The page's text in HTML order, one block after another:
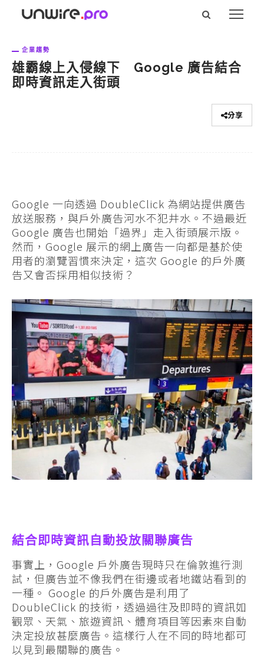
企業趨勢
雄霸線上入侵線下 Google 廣告結合
即時資訊走入街頭
分享
Google 一向透過 DoubleClick 為網站提供廣告
放送服務，與戶外廣告河水不犯井水。不過最近
Google 廣告也開始「過界」走入街頭展示版。
然而，Google 展示的網上廣告一向都是基於使
用者的瀏覽習慣來決定，這次 Google 的戶外廣
告又會否採用相似技術？
結合即時資訊自動投放關聯廣告
事實上，Google 戶外廣告現時只在倫敦進行測
試，但廣告並不像我們在街邊或者地鐵站看到的
一種。 Google 的戶外廣告是利用了
DoubleClick 的技術，透過過往及即時的資訊如
觀眾、天氣、旅遊資訊、體育項目等因素來自動
決定投放甚麼廣告。這樣行人在不同的時地都可
以見到最關聯的廣告。